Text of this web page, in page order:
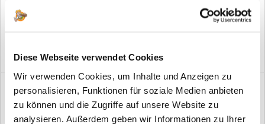
Diese Webseite verwendet Cookies
Wir verwenden Cookies, um Inhalte und Anzeigen zu
personalisieren, Funktionen für soziale Medien anbieten
zu können und die Zugriffe auf unsere Website zu
analysieren. Außerdem geben wir Informationen zu Ihrer
Vorteile
Windfangelemente online am Bildschirm konfigurieren und
einbaufertig bestellen. In wenigen...